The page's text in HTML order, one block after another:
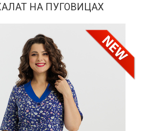
НА ПУГОВИЦАХ